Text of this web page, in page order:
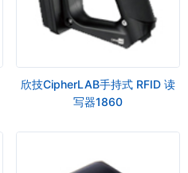
欣技CipherLAB手持式 RFID 读
写器1860